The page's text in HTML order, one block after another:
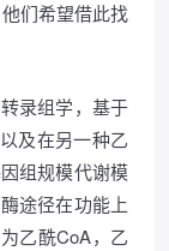
们希望借此找
录组学，基于
及在另一种乙
组规模代谢模
途径在功能上
乙酰CoA，乙